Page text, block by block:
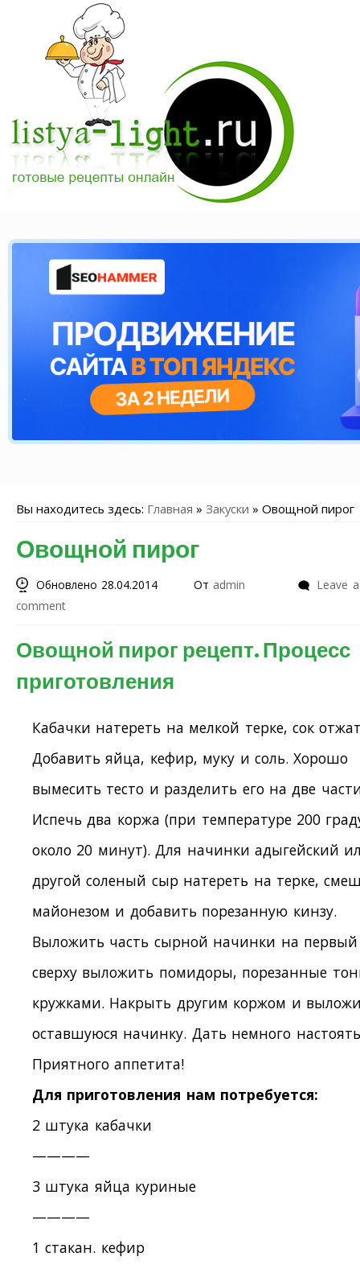
Вы находитесь здесь: Главная » Закуски » Овощной пирог
Овощной пирог
Обновлено 28.04.2014 От admin
Leave a
comment
Овощной пирог рецепт. Процесс
приготовления
Кабачки натереть на мелкой терке, сок
Добавить яйца, кефир, муку и соль. Хорошо
вымесить тесто и разделить его на две
Испечь два коржа (при температуре 200
около 20 минут). Для начинки адыгейский
другой соленый сыр натереть на терке,
майонезом и добавить порезанную кинзу.
Выложить часть сырной начинки на
сверху выложить помидоры, порезанные
кружками. Накрыть другим коржом и
оставшуюся начинку. Дать немного
Приятного аппетита!
Для приготовления нам потребуется:
2 штука кабачки
————
3 штука яйца куриные
————
1 стакан. кефир